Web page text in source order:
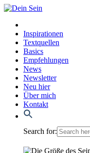
Inspirationen
Textquellen
Basics
Empfehlungen
News
Newsletter
Neu hier
Über mich
Kontakt
Search for: